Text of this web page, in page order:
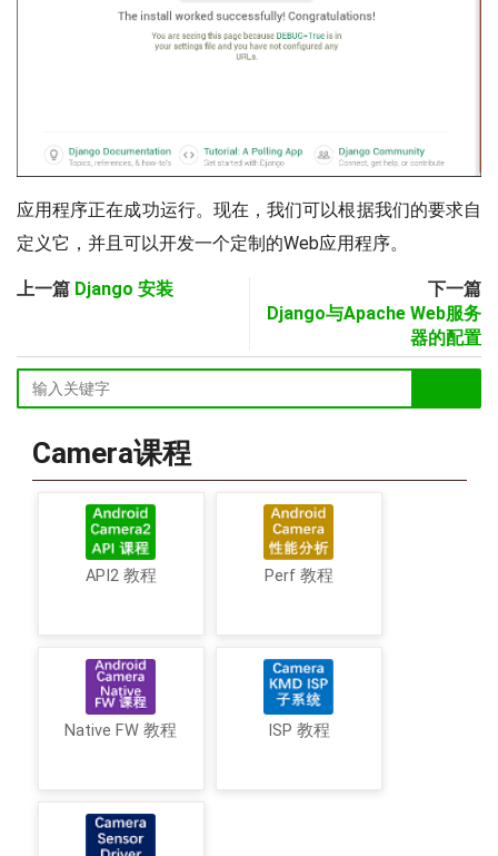
应用程序正在成功运行。现在，我们可以根据我们的要求自
定义它，并且可以开发一个定制的Web应用程序。
上一篇 Django 安装
下一篇
Django与Apache Web服务
器的配置
Camera课程
API2 教程 Perf 教程
Native FW 教程 ISP 教程